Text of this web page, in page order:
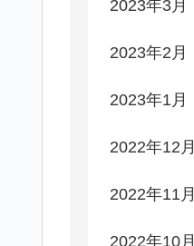
2023年3月
2023年2月
2023年1月
2022年12月
2022年11月
2022年10月